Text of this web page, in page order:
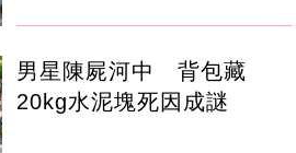
男星陳屍河中 背包藏
20kg水泥塊死因成謎